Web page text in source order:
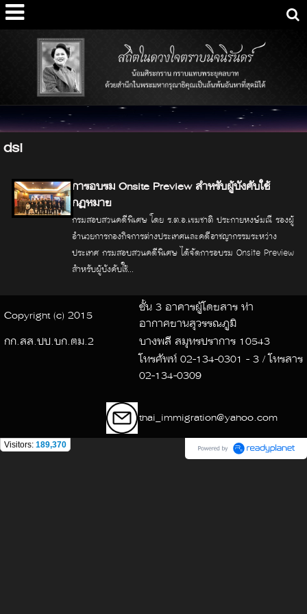
dsi
การอบรม Onsite Preview สำหรับผู้บังคับใช้
กฎหมาย
กรมสอบสวนคดีพิเศษ โดย ร.ต.อ.เขมชาติ ประกายหงษ์มณี รองผู้
อำนวยการกองกิจการต่างประเทศและคดีอาชญากรรมระหว่าง
ประเทศ กรมสอบสวนคดีพิเศษ ได้จัดการอบรม Onsite Preview
สำหรับผู้บังคับใช้...
Copyright (c) 2015
ชั้น 3 อาคารผู้โดยสาร ท่า
อากาศยานสุวรรณภูมิ
กก.สส.ปป.บก.ตม.2
บางพลี สมุทรปราการ 10543
โทรศัพท์ 02-134-0301 - 3 / โทรสาร
02-134-0309
thai_immigration@yahoo.com
Visitors: 189,370